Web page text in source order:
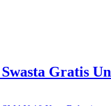
Gratis